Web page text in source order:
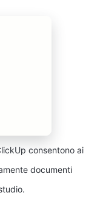
consentono ai
documenti